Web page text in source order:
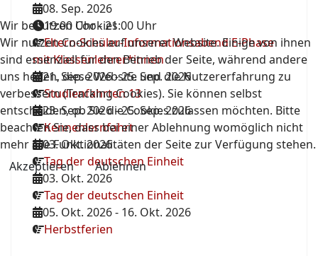
08. Sep. 2026
19:00 Uhr-21:00 Uhr
Eltern-Schüler-Informationsabend E-Phase
mit Klassenlehrer*innen
21. Sep. 2026-25. Sep. 2026
Studienfahrten 13
23. Sep. 2026-25. Sep. 2026
Kennenlernfahrt
03. Okt. 2026
Tag der deutschen Einheit
03. Okt. 2026
Tag der deutschen Einheit
05. Okt. 2026- 16. Okt. 2026
Herbstferien
Wir benutzen Cookies
Wir nutzen Cookies auf unserer Website. Einige von ihnen
sind essenziell für den Betrieb der Seite, während andere
uns helfen, diese Website und die Nutzererfahrung zu
verbessern (Tracking Cookies). Sie können selbst
entscheiden, ob Sie die Cookies zulassen möchten. Bitte
beachten Sie, dass bei einer Ablehnung womöglich nicht
mehr alle Funktionalitäten der Seite zur Verfügung stehen.
Akzeptieren
Ablehnen